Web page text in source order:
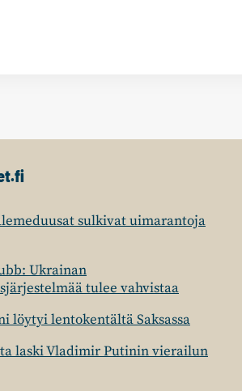
sulkivat uimarantoja
Ukrainan
tulee vahvistaa
löytyi lentokentältä Saksassa
laski Vladimir Putinin vierailun